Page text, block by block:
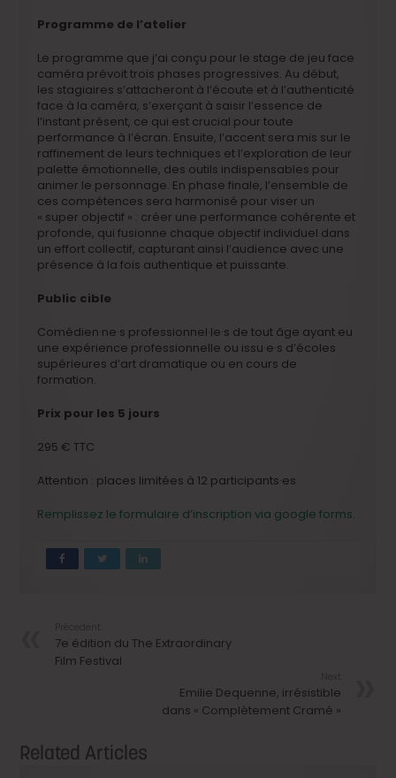
Programme de l’atelier
Le programme que j’ai conçu pour le stage de jeu face
caméra prévoit trois phases progressives. Au début,
les stagiaires s’attacheront à l’écoute et à l’authenticité
face à la caméra, s’exerçant à saisir l’essence de
l’instant présent, ce qui est crucial pour toute
performance à l’écran. Ensuite, l’accent sera mis sur le
raffinement de leurs techniques et l’exploration de leur
palette émotionnelle, des outils indispensables pour
animer le personnage. En phase finale, l’ensemble de
ces compétences sera harmonisé pour viser un
« super objectif » : créer une performance cohérente et
profonde, qui fusionne chaque objectif individuel dans
un effort collectif, capturant ainsi l’audience avec une
présence à la fois authentique et puissante.
Public cible
Comédien·ne·s professionnel·le·s de tout âge ayant eu
une expérience professionnelle ou issu·e·s d’écoles
supérieures d’art dramatique ou en cours de
formation.
Prix ​​pour les 5 jours
295 € TTC
Attention : places limitées à 12 participants·es
Remplissez le formulaire d’inscription via google forms.
7e édition du The Extraordinary
Film Festival
Emilie Dequenne, irrésistible
dans « Complètement Cramé »
Related Articles